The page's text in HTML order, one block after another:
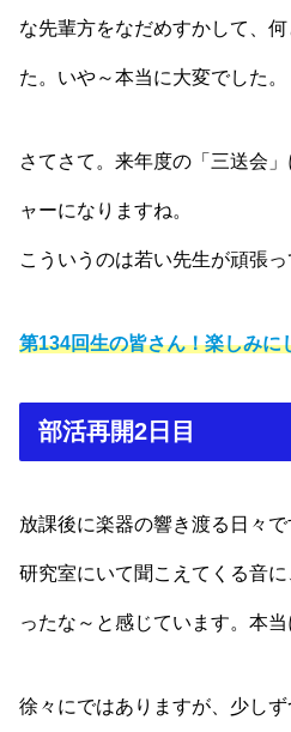
な先輩方をなだめすかして、
た。いや～本当に大変でした。
さてさて。来年度の「三送会
ャーになりますね。
こういうのは若い先生が頑張っ
第134回生の皆さん！楽しみに
部活再開2日目
放課後に楽器の響き渡る日々で
研究室にいて聞こえてくる音
ったな～と感じています。本当
徐々にではありますが、少しず